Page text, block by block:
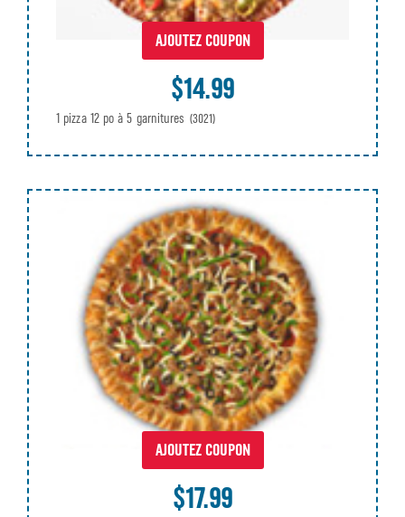
AJOUTEZ COUPON
$14.99
1 pizza 12 po à 5 garnitures (3021)
AJOUTEZ COUPON
$17.99